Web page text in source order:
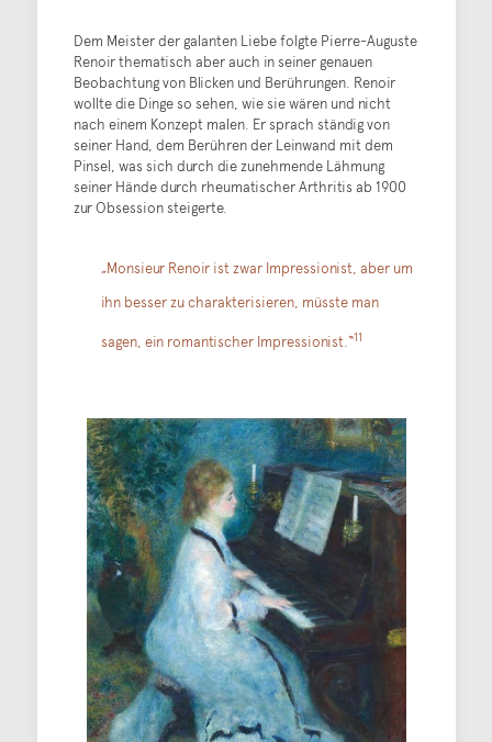
Dem Meister der galanten Liebe folgte Pierre-Auguste
Renoir thematisch aber auch in seiner genauen
Beobachtung von Blicken und Berührungen. Renoir
wollte die Dinge so sehen, wie sie wären und nicht
nach einem Konzept malen. Er sprach ständig von
seiner Hand, dem Berühren der Leinwand mit dem
Pinsel, was sich durch die zunehmende Lähmung
seiner Hände durch rheumatischer Arthritis ab 1900
zur Obsession steigerte.
„Monsieur Renoir ist zwar Impressionist, aber um
ihn besser zu charakterisieren, müsste man
sagen, ein romantischer Impressionist.“11